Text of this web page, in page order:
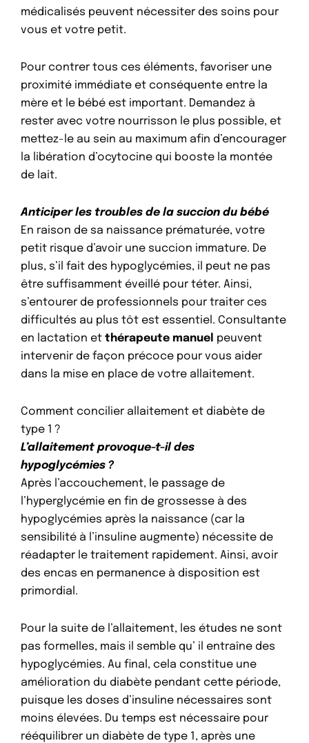
médicalisés peuvent nécessiter des soins pour
vous et votre petit.
Pour contrer tous ces éléments, favoriser une
proximité immédiate et conséquente entre la
mère et le bébé est important. Demandez à
rester avec votre nourrisson le plus possible, et
mettez-le au sein au maximum afin d’encourager
la libération d’ocytocine qui booste la montée
de lait.
Anticiper les troubles de la succion du bébé
En raison de sa naissance prématurée, votre
petit risque d’avoir une succion immature. De
plus, s’il fait des hypoglycémies, il peut ne pas
être suffisamment éveillé pour téter. Ainsi,
s’entourer de professionnels pour traiter ces
difficultés au plus tôt est essentiel. Consultante
en lactation et thérapeute manuel peuvent
intervenir de façon précoce pour vous aider
dans la mise en place de votre allaitement.
Comment concilier allaitement et diabète de
type 1 ?
L’allaitement provoque-t-il des
hypoglycémies ?
Après l’accouchement, le passage de
l’hyperglycémie en fin de grossesse à des
hypoglycémies après la naissance (car la
sensibilité à l’insuline augmente) nécessite de
réadapter le traitement rapidement. Ainsi, avoir
des encas en permanence à disposition est
primordial.
Pour la suite de l’allaitement, les études ne sont
pas formelles, mais il semble qu’ il entraîne des
hypoglycémies. Au final, cela constitue une
amélioration du diabète pendant cette période,
puisque les doses d’insuline nécessaires sont
moins élevées. Du temps est nécessaire pour
rééquilibrer un diabète de type 1, après une